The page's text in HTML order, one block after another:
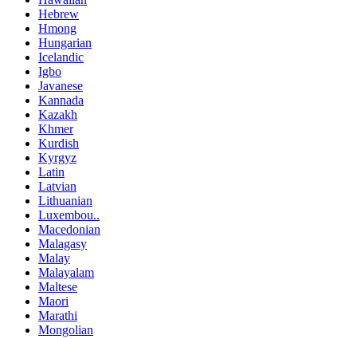
Hebrew
Hmong
Hungarian
Icelandic
Igbo
Javanese
Kannada
Kazakh
Khmer
Kurdish
Kyrgyz
Latin
Latvian
Lithuanian
Luxembou..
Macedonian
Malagasy
Malay
Malayalam
Maltese
Maori
Marathi
Mongolian